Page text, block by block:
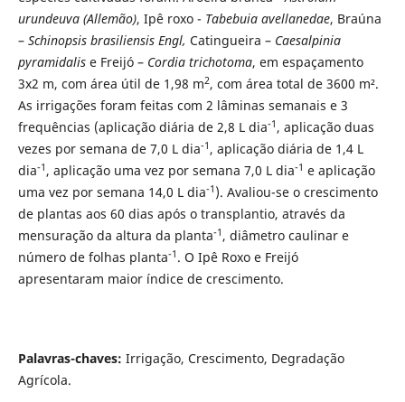
urundeuva (Allemão), Ipê roxo - Tabebuia avellanedae, Braúna
– Schinopsis brasiliensis Engl, Catingueira – Caesalpinia
pyramidalis e Freijó – Cordia trichotoma, em espaçamento
3x2 m, com área útil de 1,98 m2, com área total de 3600 m².
As irrigações foram feitas com 2 lâminas semanais e 3
frequências (aplicação diária de 2,8 L dia-1 , aplicação duas
vezes por semana de 7,0 L dia-1 , aplicação diária de 1,4 L
dia-1 , aplicação uma vez por semana 7,0 L dia-1 e aplicação
uma vez por semana 14,0 L dia-1 ). Avaliou-se o crescimento
de plantas aos 60 dias após o transplantio, através da
mensuração da altura da planta-1 , diâmetro caulinar e
número de folhas planta-1 . O Ipê Roxo e Freijó
apresentaram maior índice de crescimento.
Palavras-chaves: Irrigação, Crescimento, Degradação
Agrícola.